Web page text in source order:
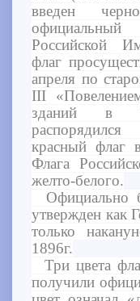
введен
официальный
Российской
флаг
апреля по
III
зданий в
красный флаг в
Флага
желто-белого.
Официально
утвержден как
только
1896г.
Три цвета
получили